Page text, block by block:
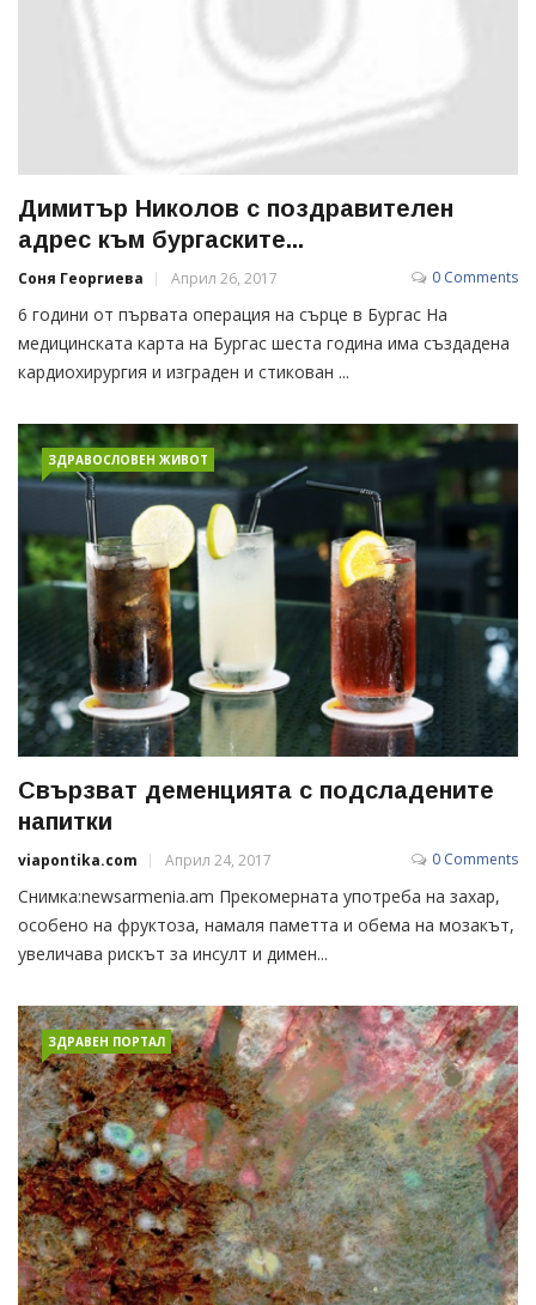
Димитър Николов с поздравителен
адрес към бургаските...
Соня Георгиева Април 26, 2017 0 Comments
6 години от първата операция на сърце в Бургас На
медицинската карта на Бургас шеста година има създадена
кардиохирургия и изграден и стикован ...
ЗДРАВОСЛОВЕН ЖИВОТ
Свързват деменцията с подсладените
напитки
viapontika.com Април 24, 2017 0 Comments
Снимка:newsarmenia.am Прекомерната употреба на захар,
особено на фруктоза, намаля паметта и обема на мозакът,
увеличава рискът за инсулт и димен...
ЗДРАВЕН ПОРТАЛ